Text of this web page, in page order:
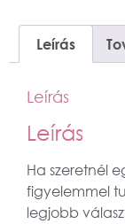
Leírás
Leírás
Leírás
Ha szeretnél
figyelemmel
legjobb